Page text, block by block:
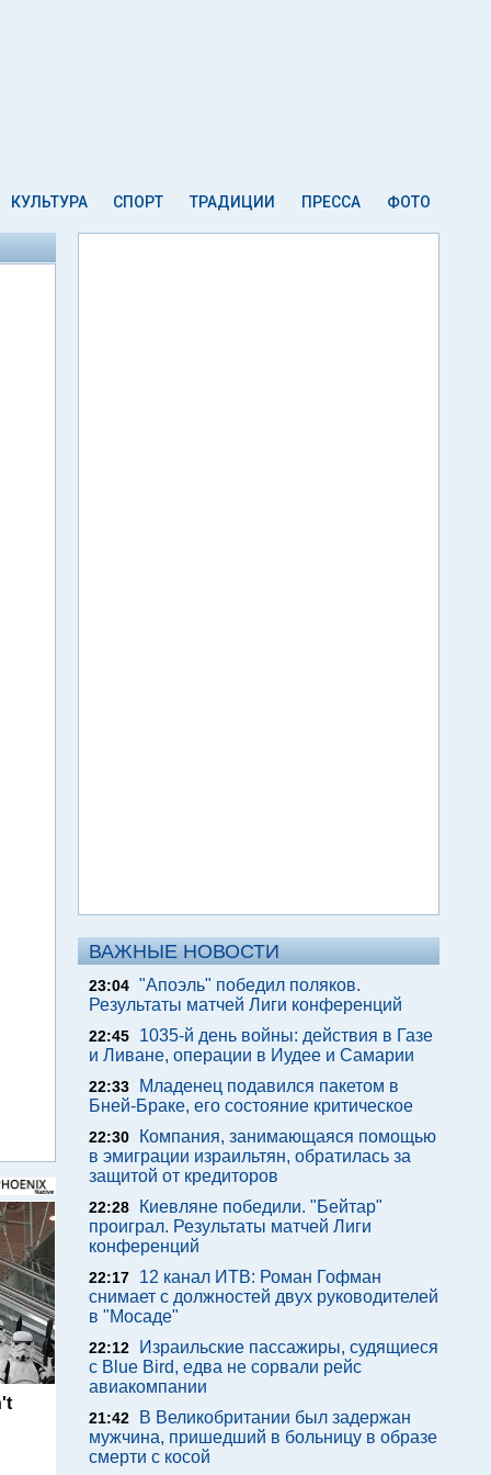
КУЛЬТУРА СПОРТ ТРАДИЦИИ ПРЕССА ФОТО
ВАЖНЫЕ НОВОСТИ
23:04 "Апоэль" победил поляков.
Результаты матчей Лиги конференций
22:45
1035-й день войны: действия в Газе
и Ливане, операции в Иудее и Самарии
22:33
Младенец подавился пакетом в
Бней-Браке, его состояние критическое
22:30
Компания, занимающаяся помощью
в эмиграции израильтян, обратилась за
защитой от кредиторов
22:28
Киевляне победили. "Бейтар"
проиграл. Результаты матчей Лиги
конференций
22:17
12 канал ИТВ: Роман Гофман
снимает с должностей двух руководителей
в "Мосаде"
22:12
Израильские пассажиры, судящиеся
с Blue Bird, едва не сорвали рейс
авиакомпании
21:42
В Великобритании был задержан
мужчина, пришедший в больницу в образе
смерти с косой